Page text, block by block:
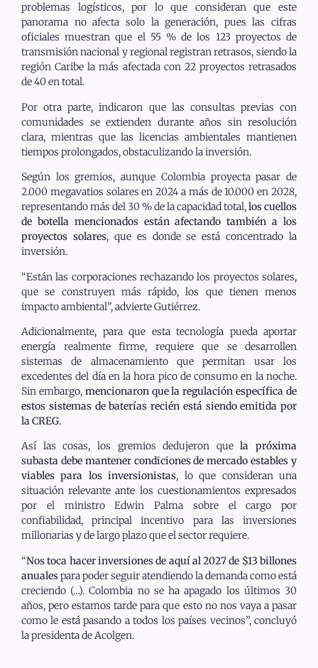
problemas logísticos, por lo que consideran que este
panorama no afecta solo la generación, pues las cifras
oficiales muestran que el 55 % de los 123 proyectos de
transmisión nacional y regional registran retrasos, siendo la
región Caribe la más afectada con 22 proyectos retrasados
de 40 en total.
Por otra parte, indicaron que las consultas previas con
comunidades se extienden durante años sin resolución
clara, mientras que las licencias ambientales mantienen
tiempos prolongados, obstaculizando la inversión.
Según los gremios, aunque Colombia proyecta pasar de
2.000 megavatios solares en 2024 a más de 10.000 en 2028,
representando más del 30 % de la capacidad total,los cuellos
de botella mencionados están afectando también a los
proyectos solares, que es donde se está concentrado la
inversión.
“Están las corporaciones rechazando los proyectos solares,
que se construyen más rápido, los que tienen menos
impacto ambiental”, advierte Gutiérrez.
Adicionalmente, para que esta tecnología pueda aportar
energía realmente firme, requiere que se desarrollen
sistemas de almacenamiento que permitan usar los
excedentes del día en la hora pico de consumo en la noche.
Sin embargo, mencionaron que la regulación específica de
estos sistemas de baterías recién está siendo emitida por
la CREG.
Así las cosas, los gremios dedujeron quela próxima
subasta debe mantener condiciones de mercado estables y
viables para los inversionistas, lo que consideran una
situación relevante ante los cuestionamientos expresados
por el ministro Edwin Palma sobre el cargo por
confiabilidad, principal incentivo para las inversiones
millonarias y de largo plazo que el sector requiere.
“Nos toca hacer inversiones de aquí al 2027 de $13 billones
anualespara poder seguir atendiendo la demanda como está
creciendo (…). Colombia no se ha apagado los últimos 30
años, pero estamos tarde para que esto no nos vaya a pasar
como le está pasando a todos los países vecinos”, concluyó
la presidenta de Acolgen.